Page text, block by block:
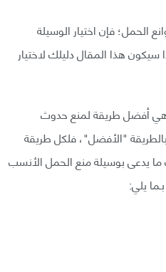
الحمل؛ فإن اختيار الوسيلة
هذا المقال دليلك لاختيار
هي أفضل طريقة لمنع حدوث
"الأفضل"، فلكل طريقة
ما يدعى بوسيلة منع الحمل الأنسب
يلي: